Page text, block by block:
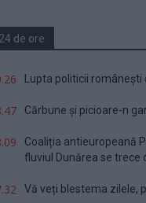
24 de ore
Lupta politicii românești
Cărbune și picioare-n
Coaliția antieuropeană
fluviul Dunărea se trece
Vă veți blestema zilele,